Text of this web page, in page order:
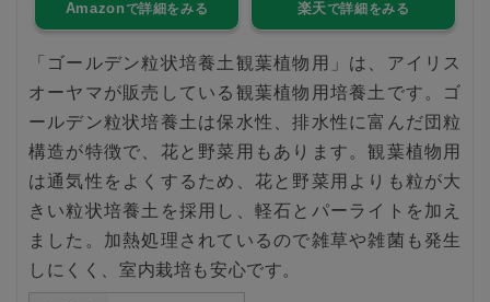
Amazon 楽天
「ゴールデン粒状培養土観葉植物用」は、アイリス
オーヤマが販売している観葉植物用培養土です。ゴ
ールデン粒状培養土は保水性、排水性に富んだ団粒
構造が特徴で、花と野菜用もあります。観葉植物用
は通気性をよくするため、花と野菜用よりも粒が大
きい粒状培養土を採用し、軽石とパーライトを加え
ました。加熱処理されているので雑草や雑菌も発生
しにくく、室内栽培も安心です。